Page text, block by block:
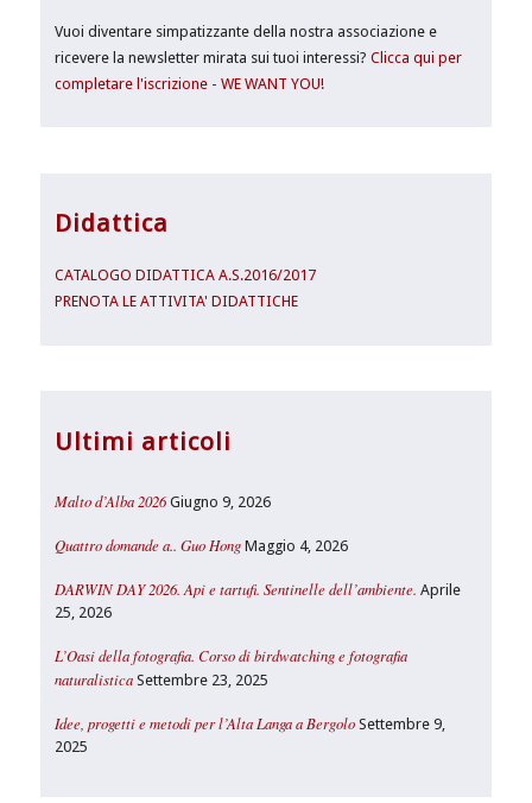
Vuoi diventare simpatizzante della nostra associazione e
ricevere la newsletter mirata sui tuoi interessi?Clicca qui per
completare l'iscrizione - WE WANT YOU!
Didattica
CATALOGO DIDATTICA A.S.2016/2017
PRENOTA LE ATTIVITA' DIDATTICHE
Ultimi articoli
Malto d’Alba 2026 Giugno 9, 2026
Quattro domande a.. Guo Hong Maggio 4, 2026
DARWIN DAY 2026. Api e tartufi. Sentinelle dell’ambiente. Aprile
25, 2026
L’Oasi della fotografia. Corso di birdwatching e fotografia
naturalistica Settembre 23, 2025
Idee, progetti e metodi per l’Alta Langa a Bergolo Settembre 9,
2025